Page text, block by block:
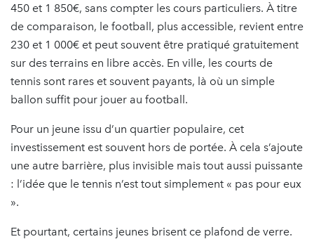
450 et 1 850€, sans compter les cours particuliers. À titre
de comparaison, le football, plus accessible, revient entre
230 et 1 000€ et peut souvent être pratiqué gratuitement
sur des terrains en libre accès. En ville, les courts de
tennis sont rares et souvent payants, là où un simple
ballon suffit pour jouer au football.
Pour un jeune issu d’un quartier populaire, cet
investissement est souvent hors de portée. À cela s’ajoute
une autre barrière, plus invisible mais tout aussi puissante
: l’idée que le tennis n’est tout simplement « pas pour eux
».
Et pourtant, certains jeunes brisent ce plafond de verre.